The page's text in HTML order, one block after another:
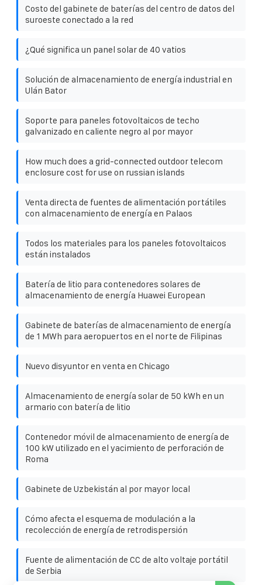
Costo del gabinete de baterías del centro de datos del
suroeste conectado a la red
¿Qué significa un panel solar de 40 vatios
Solución de almacenamiento de energía industrial en
Ulán Bator
Soporte para paneles fotovoltaicos de techo
galvanizado en caliente negro al por mayor
How much does a grid-connected outdoor telecom
enclosure cost for use on russian islands
Venta directa de fuentes de alimentación portátiles
con almacenamiento de energía en Palaos
Todos los materiales para los paneles fotovoltaicos
están instalados
Batería de litio para contenedores solares de
almacenamiento de energía Huawei European
Gabinete de baterías de almacenamiento de energía
de 1 MWh para aeropuertos en el norte de Filipinas
Nuevo disyuntor en venta en Chicago
Almacenamiento de energía solar de 50 kWh en un
armario con batería de litio
Contenedor móvil de almacenamiento de energía de
100 kW utilizado en el yacimiento de perforación de
Roma
Gabinete de Uzbekistán al por mayor local
Cómo afecta el esquema de modulación a la
recolección de energía de retrodispersión
Fuente de alimentación de CC de alto voltaje portátil
de Serbia